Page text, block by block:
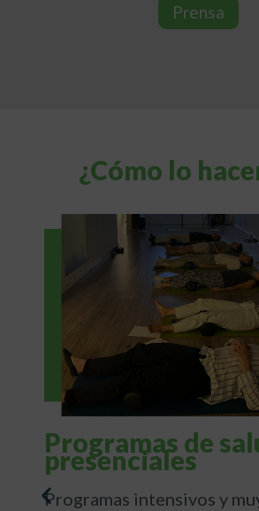
Prensa
¿Cómo lo
Programas de
presenciales
Programas intensivos y